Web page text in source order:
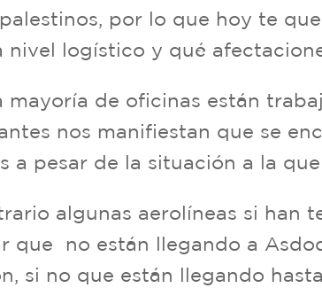
por lo que hoy te
nivel logístico y qué
mayoría de oficinas están
nos manifiestan que se
a pesar de la situación a la
algunas aerolíneas si han
que no están llegando a
si no que están llegando